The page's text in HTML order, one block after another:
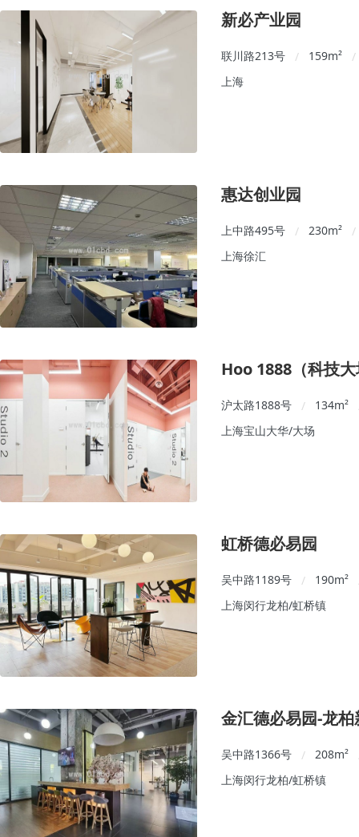
新必产业园
联川路213号 / 159m²
/
上海
惠达创业园
上中路495号 / 230m²
/
上海徐汇
Hoo 1888（科技
沪太路1888号 / 134m²
上海宝山大华/大场
虹桥德必易园
吴中路1189号 / 190m²
上海闵行龙柏/虹桥镇
金汇德必易园-龙
吴中路1366号 / 208m²
上海闵行龙柏/虹桥镇